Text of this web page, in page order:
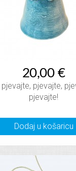
20,00 €
pjevajte,
pjevajte!
Dodaj u košaricu